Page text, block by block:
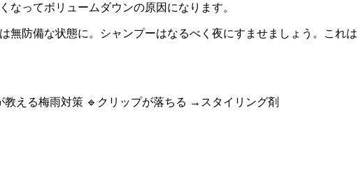
ってボリュームダウンの原因になります。
無防備な状態に。シャンプーはなるべく夜にすませましょう。これは
える梅雨対策 🔹クリップが落ちる →スタイリング剤